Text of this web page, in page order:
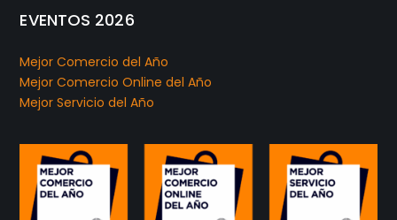
EVENTOS 2026
Mejor Comercio del Año
Mejor Comercio Online del Año
Mejor Servicio del Año